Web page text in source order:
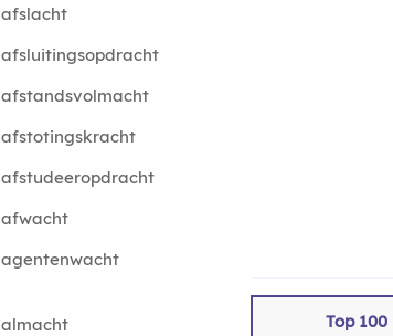
afslacht
afsluitingsopdracht
afstandsvolmacht
afstotingskracht
afstudeeropdracht
afwacht
agentenwacht
almacht
Top